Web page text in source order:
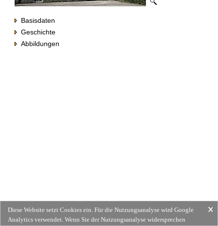
Basisdaten
Geschichte
Abbildungen
Diese Website setzt Cookies ein. Für die Nutzungsanalyse wird Google
Analytics verwendet. Wenn Sie der Nutzungsanalyse widersprechen